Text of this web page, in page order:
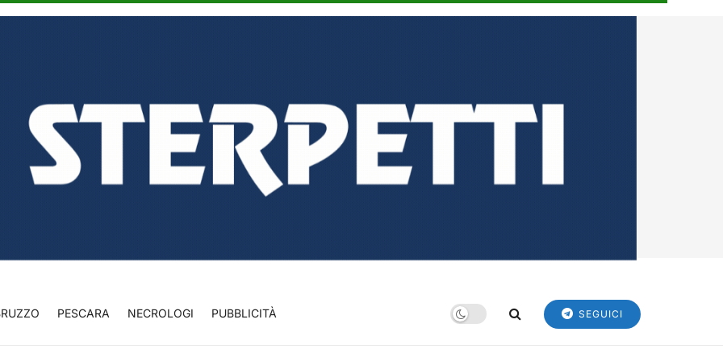
PESCARA NECROLOGI PUBBLICITÀ SEGUICI